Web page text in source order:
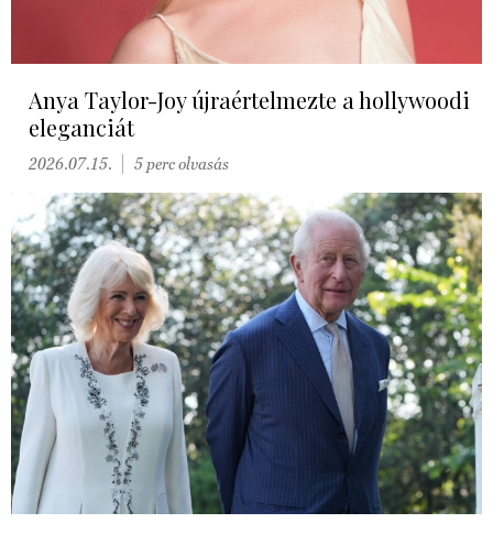
Anya Taylor-Joy újraértelmezte a hollywoodi
eleganciát
2026.07.15. 5 perc olvasás